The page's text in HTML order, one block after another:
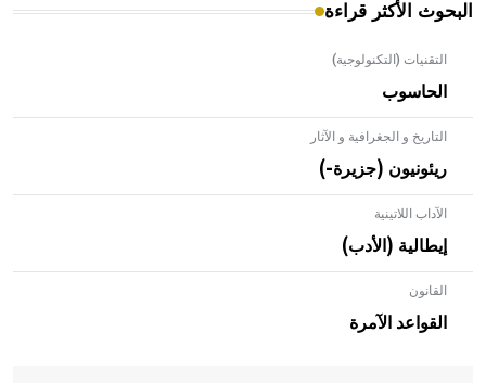
البحوث الأكثر قراءة
التقنيات (التكنولوجية)
الحاسوب
التاريخ و الجغرافية و الآثار
ريئونيون (جزيرة-)
الآداب اللاتينية
إيطالية (الأدب)
القانون
القواعد الآمرة
- هل تعلم أن الأبلق نوع من الفنون الهندسية التي ارتبطت
بالعمارة الإسلامية في بلاد الشام ومصر خاصة، حيث يحرص
المعمار على بناء مداميكه وخاصة في الواجهات